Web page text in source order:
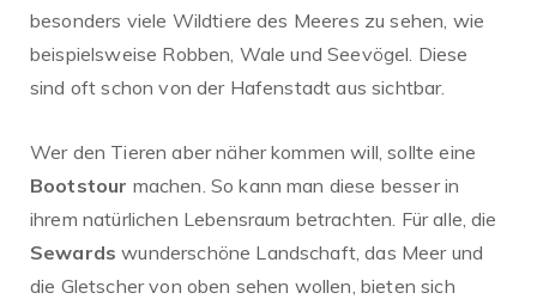
besonders viele Wildtiere des Meeres zu sehen, wie
beispielsweise Robben, Wale und Seevögel. Diese
sind oft schon von der Hafenstadt aus sichtbar.
Wer den Tieren aber näher kommen will, sollte eine
Bootstour machen. So kann man diese besser in
ihrem natürlichen Lebensraum betrachten. Für alle, die
Sewards wunderschöne Landschaft, das Meer und
die Gletscher von oben sehen wollen, bieten sich